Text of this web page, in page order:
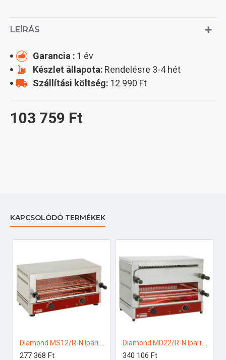
LEÍRÁS
103 759 Ft
Garancia : 1 év
Készlet állapota: Rendelésre 3-4 hét
Szállítási költség: 12 990 Ft
KAPCSOLÓDÓ TERMÉKEK
277 368 Ft 340 106 Ft